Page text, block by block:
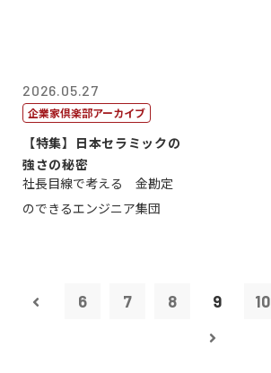
2026.05.27
企業家倶楽部アーカイブ
【特集】日本セラミックの
強さの秘密
社長目線で考える 金勘定
のできるエンジニア集団
6 7 8 9 10